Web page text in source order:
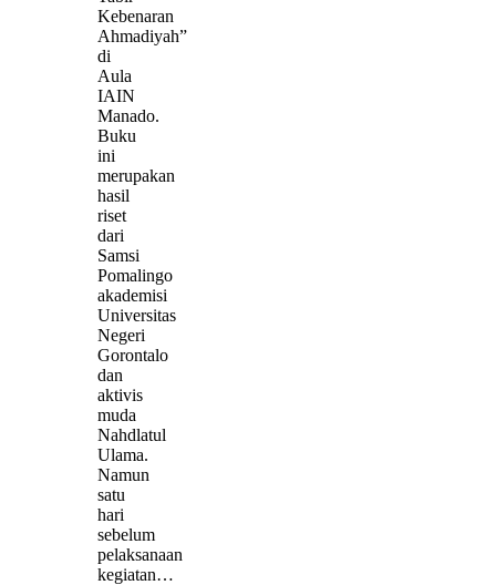
Kebenaran
Ahmadiyah”
di
Aula
IAIN
Manado.
Buku
ini
merupakan
hasil
riset
dari
Samsi
Pomalingo
akademisi
Universitas
Negeri
Gorontalo
dan
aktivis
muda
Nahdlatul
Ulama.
Namun
satu
hari
sebelum
pelaksanaan
kegiatan…